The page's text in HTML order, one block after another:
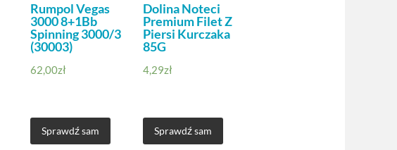
Rumpol Vegas
3000 8+1Bb
Spinning 3000/3
(30003)
62,00zł
Sprawdź sam
Dolina Noteci
Premium Filet Z
Piersi Kurczaka
85G
4,29zł
Sprawdź sam